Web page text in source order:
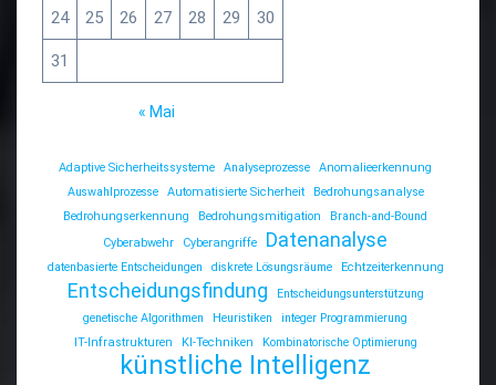
24 25 26 27 28 29 30
31
« Mai
Adaptive Sicherheitssysteme Analyseprozesse
Anomalieerkennung
Auswahlprozesse
Automatisierte Sicherheit
Bedrohungsanalyse
Bedrohungserkennung
Bedrohungsmitigation
Branch-and-Bound
Cyberabwehr
Cyberangriffe Datenanalyse
datenbasierte Entscheidungen diskrete Lösungsräume Echtzeiterkennung
Entscheidungsfindung
Entscheidungsunterstützung
genetische Algorithmen
Heuristiken
integer Programmierung
IT-Infrastrukturen
KI-Techniken Kombinatorische Optimierung
künstliche Intelligenz